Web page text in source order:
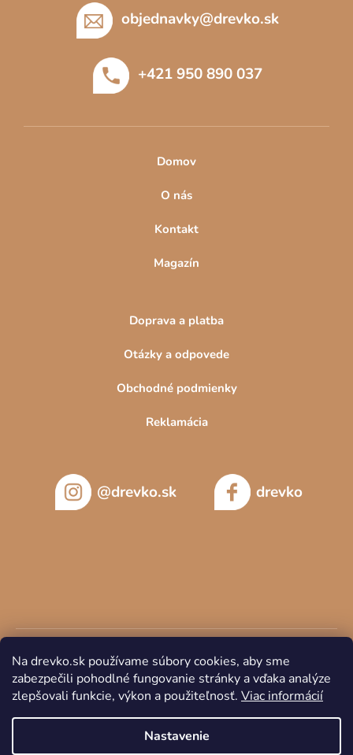
Na drevko.sk používame súbory cookies, aby sme
zabezpečili pohodlné fungovanie stránky a vďaka analýze
zlepšovali funkcie, výkon a použiteľnosť. Viac informácií
Nastavenie
objednavky@drevko.sk
+421 950 890 037
Domov
O nás
Kontakt
Magazín
Doprava a platba
Otázky a odpovede
Obchodné podmienky
Reklamácia
@drevko.sk drevko